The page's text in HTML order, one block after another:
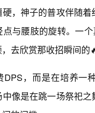
，神子的普攻伴随
与腰肢的旋转。一
去欣赏那收招瞬间的
DPS，而是在培养一
像是在跳一场祭祀